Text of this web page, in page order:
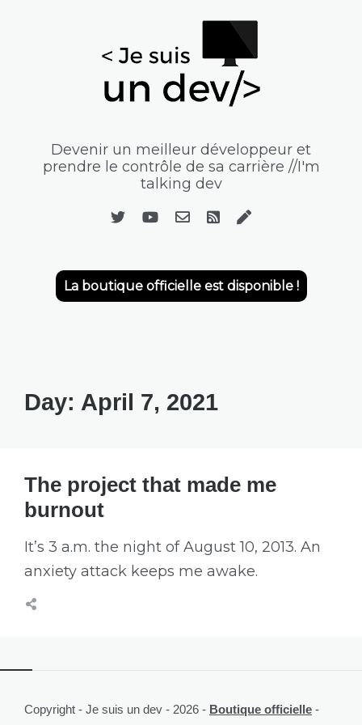
Devenir un meilleur développeur et
prendre le contrôle de sa carrière //I'm
talking dev
La boutique officielle est disponible !
Day: April 7, 2021
The project that made me
burnout
It’s 3 a.m. the night of August 10, 2013. An
anxiety attack keeps me awake.
Copyright - Je suis un dev - 2026 - Boutique officielle -